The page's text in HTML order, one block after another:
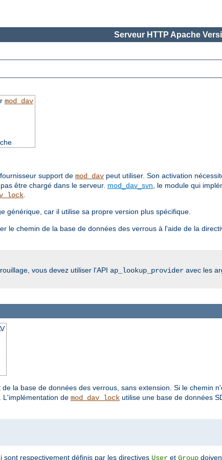
Serveur HTTP Apache
mod_dav
support de mod_dav peut utiliser. Son activation
être chargé dans le serveur. mod_dav_svn, le module qui
.
générique, car il utilise sa propre version plus spécifique.
le chemin de la base de données des verrous à l'aide de la
vous devez utiliser l'API ap_lookup_provider avec les
la base de données des verrous, sans extension. Si le chemin
. L'implémentation de mod_dav_lock utilise une base de données
respectivement définis par les directives User et Group